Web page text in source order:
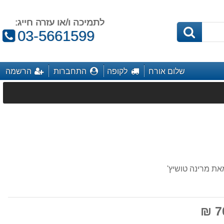
לתמיכה ו/או עזרה חייג:
טלפון:
03-5661599
שלום אורח לקופה התחברות הרשמה